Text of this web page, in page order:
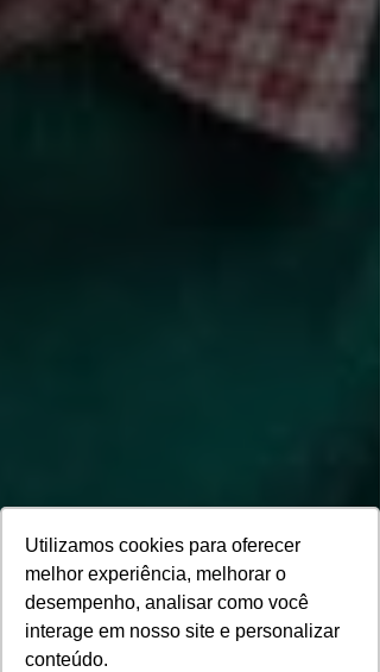
Utilizamos cookies para oferecer
melhor experiência, melhorar o
desempenho, analisar como você
interage em nosso site e personalizar
conteúdo.